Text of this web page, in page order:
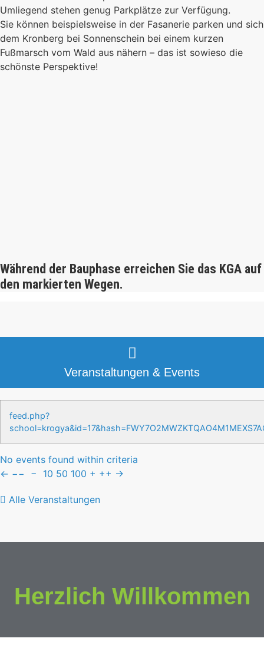
Foto: KGA CC BY NC
Umliegend stehen genug Parkplätze zur Verfügung.
Sie können beispielsweise in der Fasanerie parken und sich
dem Kronberg bei Sonnenschein bei einem kurzen
Fußmarsch vom Wald aus nähern – das ist sowieso die
schönste Perspektive!
Während der Bauphase erreichen Sie das KGA auf
den markierten Wegen.
Veranstaltungen & Events
feed.php?
No events found within criteria
← −− − 10 50 100 + ++ →
Alle Veranstaltungen
Herzlich Willkommen